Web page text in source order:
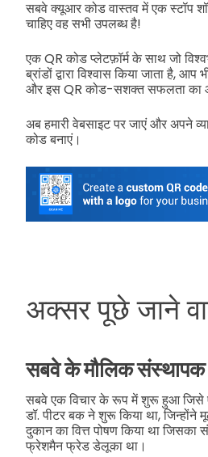
सबवे क्यूआर कोड वास्तव में एक स्टॉप
चाहिए वह सभी उपलब्ध है!
एक QR कोड प्लेटफ़ॉर्म के साथ जो
ब्रांडों द्वारा विश्वास किया जाता है,
और इस QR कोड-सशक्त सफलता
अब हमारी वेबसाइट पर जाएं और अपने
कोड बनाएं।
अक्सर पूछे जाने
सबवे के मौलिक
सबवे एक विचार के रूप में शुरू हुआ जिसे
डॉ. पीटर बक ने शुरू किया था, जिन्होंने
दुकान का वित्त पोषण किया था
फ्रेशमैन फ्रेड डेलूका था।